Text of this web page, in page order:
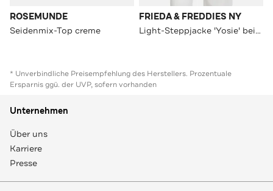
ROSEMUNDE
Seidenmix-Top creme
FRIEDA & FREDDIES NY
Light-Steppjacke 'Yosie' beige
* Unverbindliche Preisempfehlung des Herstellers. Prozentuale
Ersparnis ggü. der UVP, sofern vorhanden
Unternehmen
Über uns
Karriere
Presse